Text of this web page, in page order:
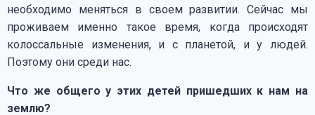
необходимо меняться в своем развитии. Сейчас мы
проживаем именно такое время, когда происходят
колоссальные изменения, и с планетой, и у людей.
Поэтому они среди нас.
Что же общего у этих детей пришедших к нам на
землю?